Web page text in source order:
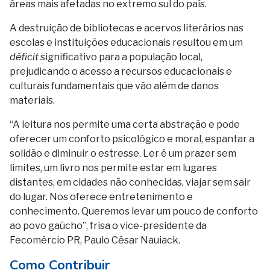
áreas mais afetadas no extremo sul do país.
A destruição de bibliotecas e acervos literários nas
escolas e instituições educacionais resultou em um
déficitsignificativo para a população local,
prejudicando o acesso a recursos educacionais e
culturais fundamentais que vão além de danos
materiais.
“A leitura nos permite uma certa abstração e pode
oferecer um conforto psicológico e moral, espantar a
solidão e diminuir o estresse. Ler é um prazer sem
limites, um livro nos permite estar em lugares
distantes, em cidades não conhecidas, viajar sem sair
do lugar. Nos oferece entretenimento e
conhecimento. Queremos levar um pouco de conforto
ao povo gaúcho”, frisa o vice-presidente da
Fecomércio PR, Paulo César Nauiack.
Como Contribuir